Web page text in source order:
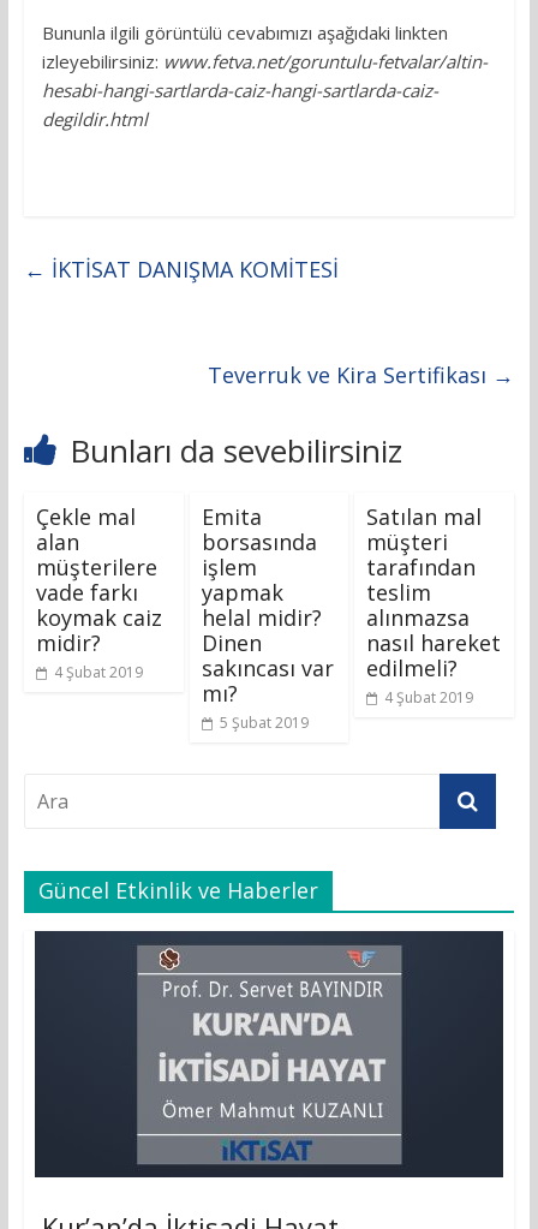
Bununla ilgili görüntülü cevabımızı aşağıdaki linkten
izleyebilirsiniz: www.fetva.net/goruntulu-fetvalar/altin-
hesabi-hangi-sartlarda-caiz-hangi-sartlarda-caiz-
degildir.html
← İKTİSAT DANIŞMA KOMİTESİ
Teverruk ve Kira Sertifikası →
Bunları da sevebilirsiniz
Çekle mal
alan
müşterilere
vade farkı
koymak caiz
midir?
4 Şubat 2019
Emita
borsasında
işlem
yapmak
helal midir?
Dinen
sakıncası var
mı?
5 Şubat 2019
Satılan mal
müşteri
tarafından
teslim
alınmazsa
nasıl hareket
edilmeli?
4 Şubat 2019
Güncel Etkinlik ve Haberler